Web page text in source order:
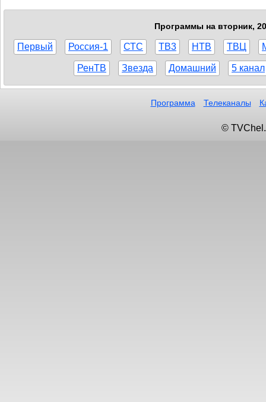
Программы на вторник,
Первый Россия-1 СТС ТВ3 НТВ ТВЦ
РенТВ Звезда Домашний 5 канал
Программа Телеканалы
©